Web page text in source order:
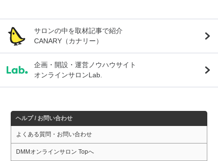
サロンの中を取材記事で紹介
CANARY（カナリー）
企画・開設・運営ノウハウサイト
オンラインサロンLab.
ヘルプ / お問い合わせ
よくある質問・お問い合わせ
DMMオンラインサロン Topへ